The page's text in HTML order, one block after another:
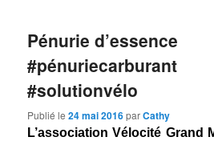
Pénurie d’essence
#‎pénuriecarburant‬
‪#‎solutionvélo‬
Publié le24 mai 2016parCathy
L’association Vélocité Grand